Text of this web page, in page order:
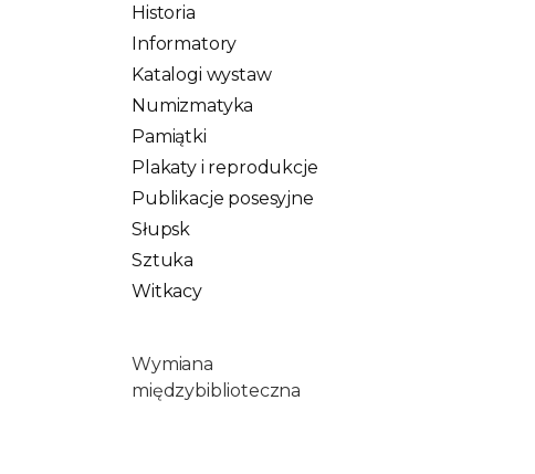
Historia
Informatory
Katalogi wystaw
Numizmatyka
Pamiątki
Plakaty i reprodukcje
Publikacje posesyjne
Słupsk
Sztuka
Witkacy
Wymiana
międzybiblioteczna